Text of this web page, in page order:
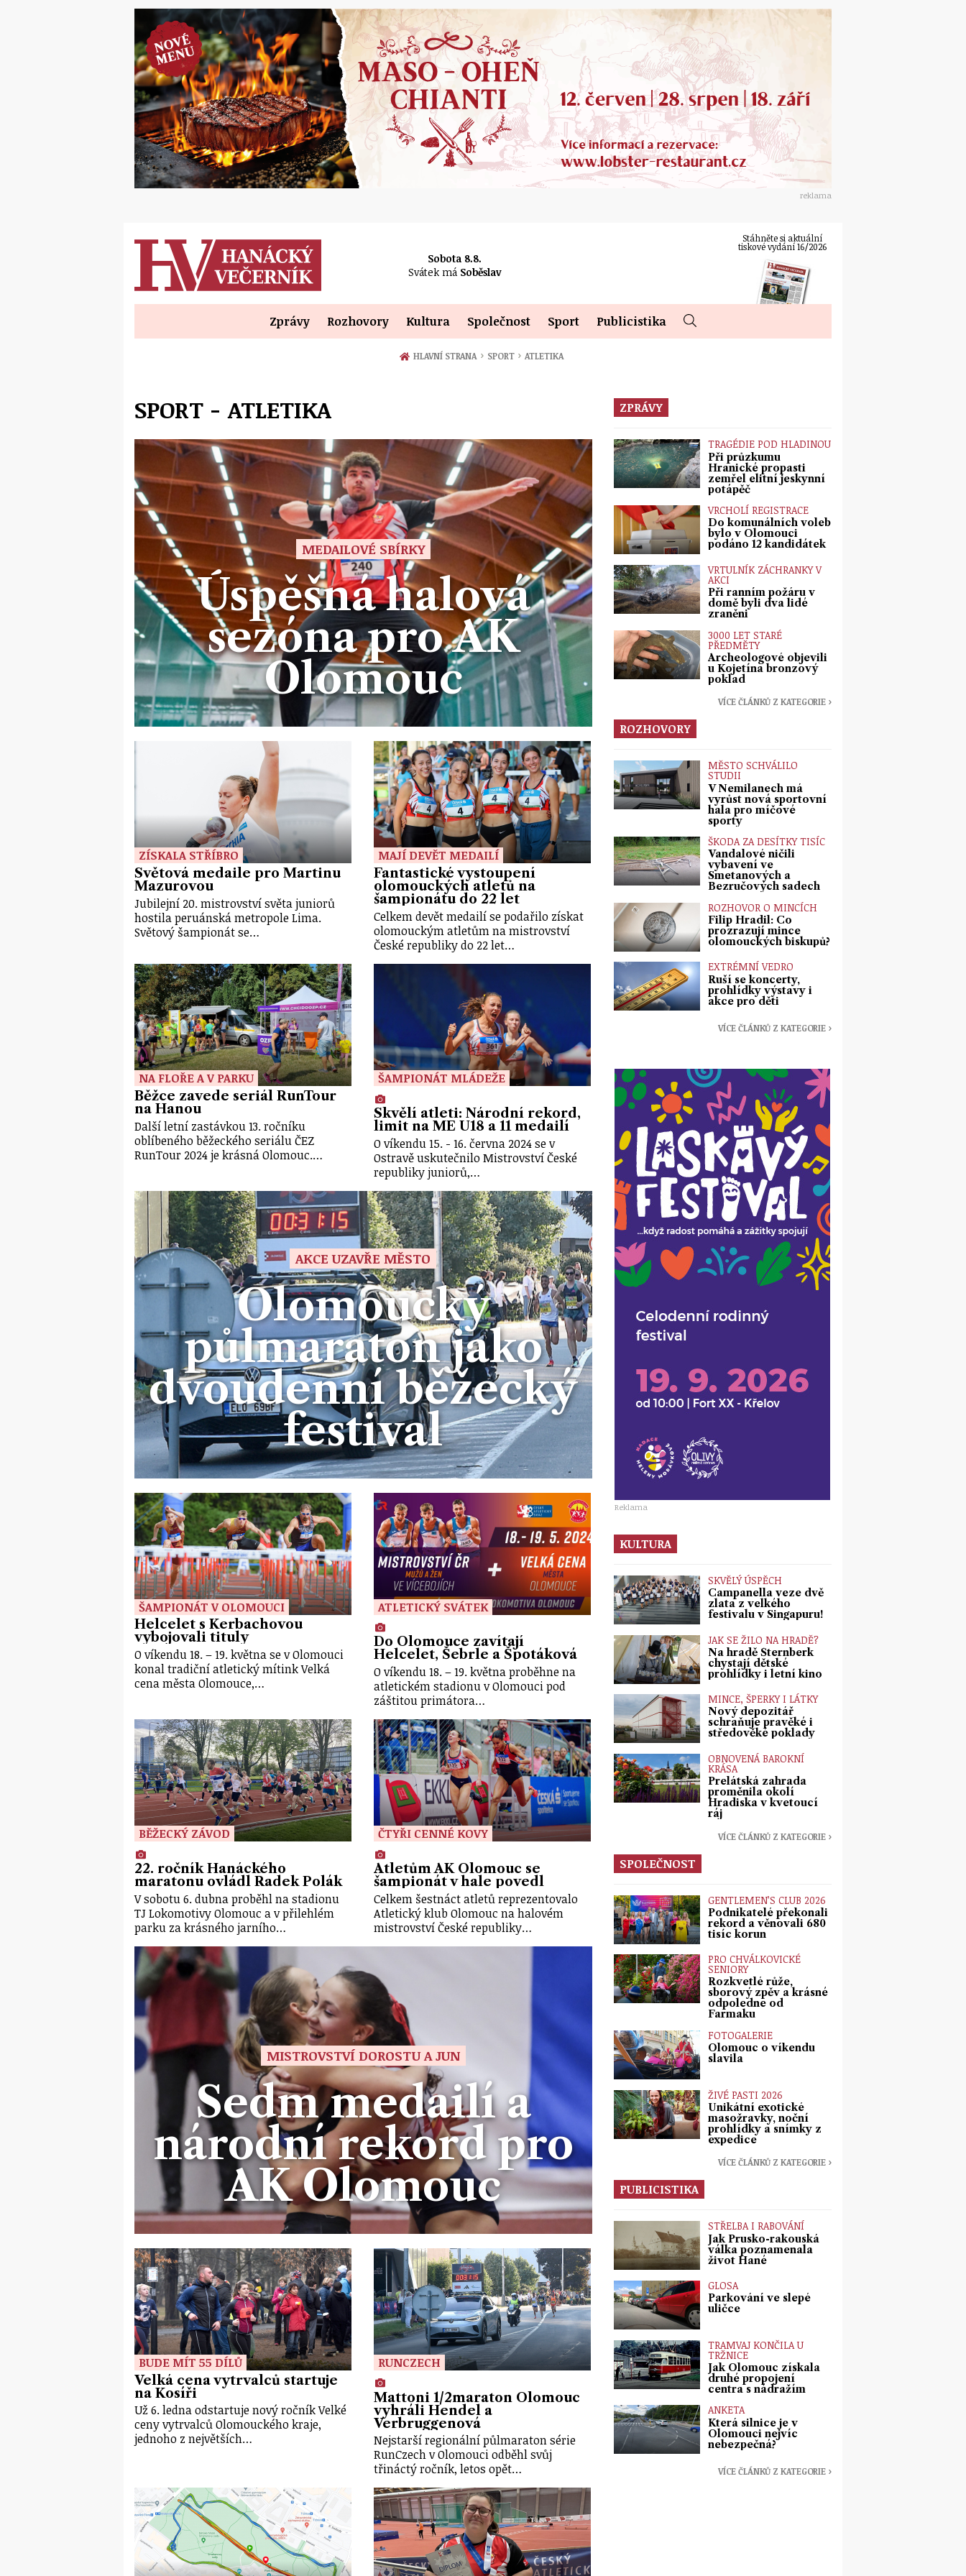
reklama
Sobota 8.8.
Svátek má Soběslav
Stáhněte si aktuální
tiskové vydání 16/2026
Zprávy Rozhovory Kultura Společnost Sport Publicistika
HLAVNÍ STRANA › SPORT › ATLETIKA
SPORT - ATLETIKA
MEDAILOVÉ SBÍRKY
Úspěšná halová
sezóna pro AK
Olomouc
ZÍSKALA STŘÍBRO
Světová medaile pro Martinu
Mazurovou
Jubilejní 20. mistrovství světa juniorů
hostila peruánská metropole Lima.
Světový šampionát se…
MAJÍ DEVĚT MEDAILÍ
Fantastické vystoupení
olomouckých atletů na
šampionátu do 22 let
Celkem devět medailí se podařilo získat
olomouckým atletům na mistrovství
České republiky do 22 let…
NA FLOŘE A V PARKU
Běžce zavede seriál RunTour
na Hanou
Další letní zastávkou 13. ročníku
oblíbeného běžeckého seriálu ČEZ
RunTour 2024 je krásná Olomouc.…
ŠAMPIONÁT MLÁDEŽE
Skvělí atleti: Národní rekord,
limit na ME U18 a 11 medailí
O víkendu 15. - 16. června 2024 se v
Ostravě uskutečnilo Mistrovství České
republiky juniorů,…
AKCE UZAVŘE MĚSTO
Olomoucký
půlmaraton jako
dvoudenní běžecký
festival
ŠAMPIONÁT V OLOMOUCI
Helcelet s Kerbachovou
vybojovali tituly
O víkendu 18. – 19. května se v Olomouci
konal tradiční atletický mítink Velká
cena města Olomouce,…
ATLETICKÝ SVÁTEK
Do Olomouce zavítají
Helcelet, Šebrle a Špotáková
O víkendu 18. – 19. května proběhne na
atletickém stadionu v Olomouci pod
záštitou primátora…
BĚŽECKÝ ZÁVOD
22. ročník Hanáckého
maratonu ovládl Radek Polák
V sobotu 6. dubna proběhl na stadionu
TJ Lokomotivy Olomouc a v přilehlém
parku za krásného jarního…
ČTYŘI CENNÉ KOVY
Atletům AK Olomouc se
šampionát v hale povedl
Celkem šestnáct atletů reprezentovalo
Atletický klub Olomouc na halovém
mistrovství České republiky…
MISTROVSTVÍ DOROSTU A JUN
Sedm medailí a
národní rekord pro
AK Olomouc
BUDE MÍT 55 DÍLŮ
Velká cena vytrvalců startuje
na Kosíři
Už 6. ledna odstartuje nový ročník Velké
ceny vytrvalců Olomouckého kraje,
jednoho z největších…
RUNCZECH
Mattoni 1/2maraton Olomouc
vyhráli Hendel a
Verbruggenová
Nejstarší regionální půlmaraton série
RunCzech v Olomouci odběhl svůj
třináctý ročník, letos opět…
ZPRÁVY
TRAGÉDIE POD HLADINOU
Při průzkumu
Hranické propasti
zemřel elitní jeskynní
potápěč
VRCHOLÍ REGISTRACE
Do komunálních voleb
bylo v Olomouci
podáno 12 kandidátek
VRTULNÍK ZÁCHRANKY V
AKCI
Při ranním požáru v
domě byli dva lidé
zraněni
3000 LET STARÉ
PŘEDMĚTY
Archeologové objevili
u Kojetína bronzový
poklad
VÍCE ČLÁNKŮ Z KATEGORIE ›
ROZHOVORY
MĚSTO SCHVÁLILO
STUDII
V Nemilanech má
vyrůst nová sportovní
hala pro míčové
sporty
ŠKODA ZA DESÍTKY TISÍC
Vandalové ničili
vybavení ve
Smetanových a
Bezručových sadech
ROZHOVOR O MINCÍCH
Filip Hradil: Co
prozrazují mince
olomouckých biskupů?
EXTRÉMNÍ VEDRO
Ruší se koncerty,
prohlídky výstavy i
akce pro děti
VÍCE ČLÁNKŮ Z KATEGORIE ›
Reklama
KULTURA
SKVĚLÝ ÚSPĚCH
Campanella veze dvě
zlata z velkého
festivalu v Singapuru!
JAK SE ŽILO NA HRADĚ?
Na hradě Šternberk
chystají dětské
prohlídky i letní kino
MINCE, ŠPERKY I LÁTKY
Nový depozitář
schraňuje pravěké i
středověké poklady
OBNOVENÁ BAROKNÍ
KRÁSA
Prelátská zahrada
proměnila okolí
Hradiska v kvetoucí
ráj
VÍCE ČLÁNKŮ Z KATEGORIE ›
SPOLEČNOST
GENTLEMEN’S CLUB 2026
Podnikatelé překonali
rekord a věnovali 680
tisíc korun
PRO CHVÁLKOVICKÉ
SENIORY
Rozkvetlé růže,
sborový zpěv a krásné
odpoledne od
Farmaku
FOTOGALERIE
Olomouc o víkendu
slavila
ŽIVÉ PASTI 2026
Unikátní exotické
masožravky, noční
prohlídky a snímky z
expedice
VÍCE ČLÁNKŮ Z KATEGORIE ›
PUBLICISTIKA
STŘELBA I RABOVÁNÍ
Jak Prusko-rakouská
válka poznamenala
život Hané
GLOSA
Parkování ve slepé
uličce
TRAMVAJ KONČILA U
TRŽNICE
Jak Olomouc získala
druhé propojení
centra s nádražím
ANKETA
Která silnice je v
Olomouci nejvíc
nebezpečná?
VÍCE ČLÁNKŮ Z KATEGORIE ›